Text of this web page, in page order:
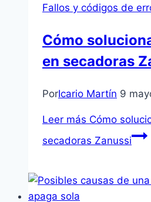
Fallos y códigos de
Cómo
en secadoras
PorIcario Martín 9
Leer más Cómo
secadoras Zanussi